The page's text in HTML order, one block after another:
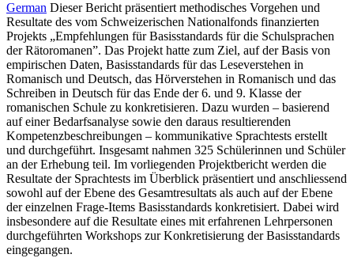
German Dieser Bericht präsentiert methodisches Vorgehen und
Resultate des vom Schweizerischen Nationalfonds finanzierten
Projekts „Empfehlungen für Basisstandards für die Schulsprachen
der Rätoromanen”. Das Projekt hatte zum Ziel, auf der Basis von
empirischen Daten, Basisstandards für das Leseverstehen in
Romanisch und Deutsch, das Hörverstehen in Romanisch und das
Schreiben in Deutsch für das Ende der 6. und 9. Klasse der
romanischen Schule zu konkretisieren. Dazu wurden – basierend
auf einer Bedarfsanalyse sowie den daraus resultierenden
Kompetenzbeschreibungen – kommunikative Sprachtests erstellt
und durchgeführt. Insgesamt nahmen 325 Schülerinnen und Schüler
an der Erhebung teil. Im vorliegenden Projektbericht werden die
Resultate der Sprachtests im Überblick präsentiert und anschliessend
sowohl auf der Ebene des Gesamtresultats als auch auf der Ebene
der einzelnen Frage-Items Basisstandards konkretisiert. Dabei wird
insbesondere auf die Resultate eines mit erfahrenen Lehrpersonen
durchgeführten Workshops zur Konkretisierung der Basisstandards
eingegangen.